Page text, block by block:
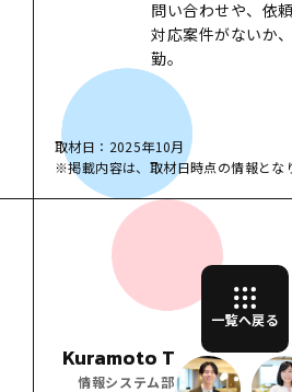
問い合わせや、依
対応案件がないか
勤。
取材日：2025年10月
※掲載内容は、取材日時点の情報とな
一覧へ戻る
Kuramoto T
情報システム部